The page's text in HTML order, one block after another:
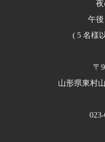
夜
午後
( 5 名様
〒
山形県東村